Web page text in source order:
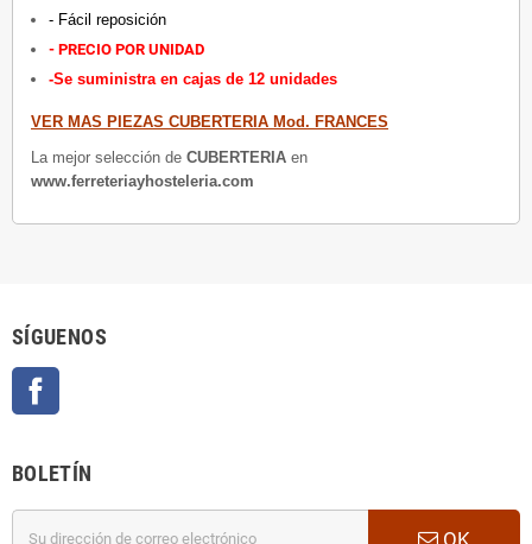
- Fácil reposición
- PRECIO POR UNIDAD
-Se suministra en cajas de 12 unidades
VER MAS PIEZAS CUBERTERIA Mod. FRANCES
La mejor selección de CUBERTERIA en
www.ferreteriayhosteleria.com
SÍGUENOS
BOLETÍN
OK